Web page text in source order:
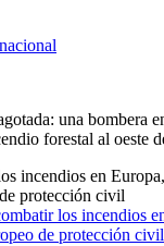
incendios en
protección civil
los incendios
de protección civil